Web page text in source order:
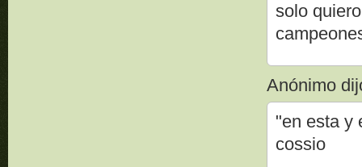
solo
Anónimo
"en esta y
cossio